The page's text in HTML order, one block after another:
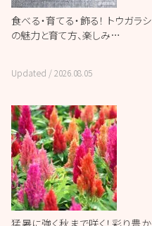
食べる・育てる・飾る！ トウガラシ
の魅力と育て方、楽しみ…
Updated /2026.08.05